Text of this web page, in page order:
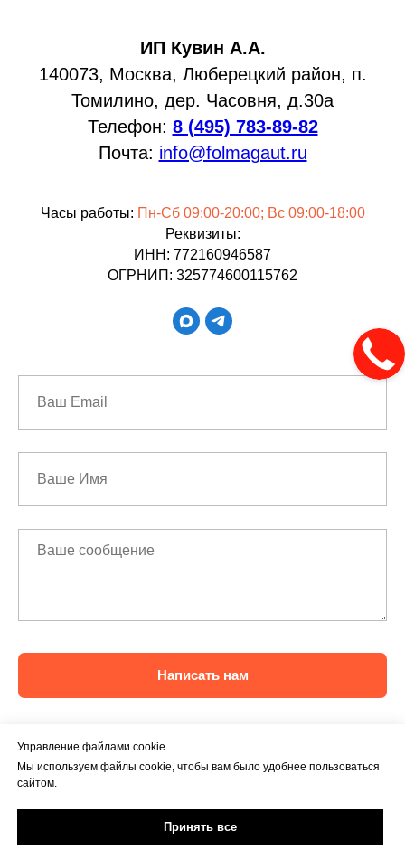
ИП Кувин А.А.
140073, Москва, Люберецкий район, п.
Томилино, дер. Часовня, д.30а
Телефон: 8 (495) 783-89-82
Почта: info@folmagaut.ru
Часы работы: Пн-Сб 09:00-20:00; Вс 09:00-18:00
Реквизиты:
ИНН: 772160946587
ОГРНИП: 325774600115762
Написать нам
Управление файлами cookie
Мы используем файлы cookie, чтобы вам было удобнее пользоваться
сайтом.
Принять все